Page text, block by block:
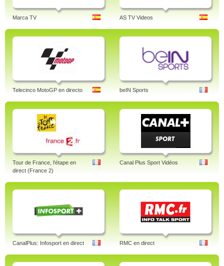
Marca TV AS TV Videos
Telecinco MotoGP en directo beIN Sports
Tour de France, l'étape en
direct (France 2)
Canal Plus Sport Vidéos
CanalPlus: Infosport en direct RMC en direct